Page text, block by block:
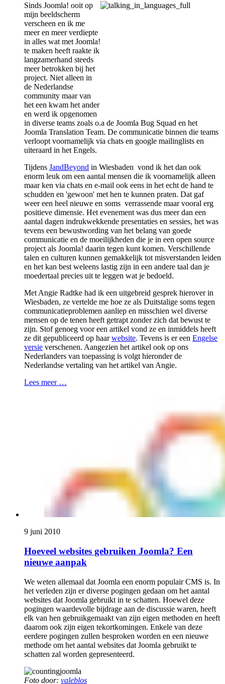
Sinds Joomla! ooit op
mijn beeldscherm
verscheen en ik me
meer en meer verdiepte
in alles wat met Joomla!
te maken heeft raakte ik
langzamerhand steeds
meer betrokken bij het
project. Niet alleen in
de Nederlandse
community maar van
het een kwam het ander
en werd ik opgenomen
in diverse teams zoals o.a de Joomla Bug Squad en het
Joomla Translation Team. De communicatie binnen die teams
verloopt voornamelijk via chats en google mailinglists en
uiteraard in het Engels.
Tijdens JandBeyond in Wiesbaden vond ik het dan ook
enorm leuk om een aantal mensen die ik voornamelijk alleen
maar ken via chats en e-mail ook eens in het echt de hand te
schudden en 'gewoon' met hen te kunnen praten. Dat gaf
weer een heel nieuwe en soms verrassende maar vooral erg
positieve dimensie. Het evenement was dus meer dan een
aantal dagen indrukwekkende presentaties en sessies, het was
tevens een bewustwording van het belang van goede
communicatie en de moeilijkheden die je in een open source
project als Joomla! daarin tegen kunt komen. Verschillende
talen en culturen kunnen gemakkelijk tot misverstanden leiden
en het kan best weleens lastig zijn in een andere taal dan je
moedertaal precies uit te leggen wat je bedoeld.
Met Angie Radtke had ik een uitgebreid gesprek hierover in
Wiesbaden, ze vertelde me hoe ze als Duitstalige soms tegen
communicatieproblemen aanliep en misschien wel diverse
mensen op de tenen heeft getrapt zonder zich dat bewust te
zijn. Stof genoeg voor een artikel vond ze en inmiddels heeft
ze dit gepubliceerd op haarwebsite. Tevens is er een Engelse
versie verschenen. Aangezien het artikel ook op ons
Nederlanders van toepassing is volgt hieronder de
Nederlandse vertaling van het artikel van Angie.
Lees meer …
9 juni 2010
Hoeveel websites gebruiken Joomla? Een
nieuwe aanpak
We weten allemaal dat Joomla een enorm populair CMS is. In
het verleden zijn er diverse pogingen gedaan om het aantal
websites dat Joomla gebruikt in te schatten. Hoewel deze
pogingen waardevolle bijdrage aan de discussie waren, heeft
elk van hen gebruikgemaakt van zijn eigen methoden en heeft
daarom ook zijn eigen tekortkomingen. Enkele van deze
eerdere pogingen zullen besproken worden en een nieuwe
methode om het aantal websites dat Joomla gebruikt te
schatten zal worden gepresenteerd.
Foto door: valeblos